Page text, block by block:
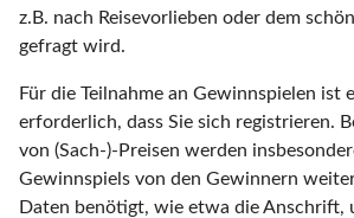
z.B. nach Reisevorlieben oder dem
gefragt wird.
Für die Teilnahme an Gewinnspielen ist
erforderlich, dass Sie sich registrieren.
von (Sach-)-Preisen werden
Gewinnspiels von den Gewinnern
Daten benötigt, wie etwa die Anschrift,